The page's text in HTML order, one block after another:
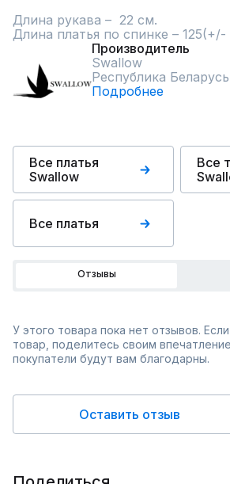
Длина рукава –  22 см.
Длина платья по спинке – 125(+/-
Производитель
Swallow
Республика Беларусь
Подробнее
Все платья
Swallow
Все
Все платья
Отзывы
У этого товара пока нет отзывов.
товар, поделитесь своим
покупатели будут вам благодарны.
Оставить отзыв